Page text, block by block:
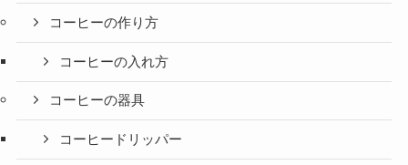
コーヒーの作り方
コーヒーの入れ方
コーヒーの器具
コーヒードリッパー